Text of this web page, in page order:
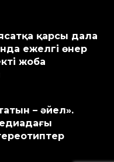
қарсы дала
ежелгі өнер
жоба
– әйел».